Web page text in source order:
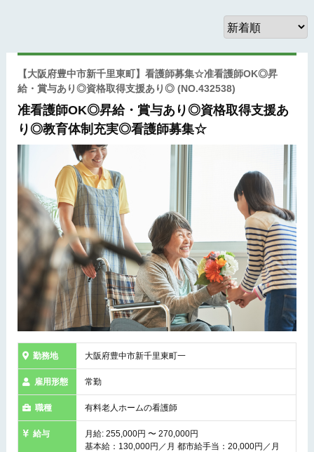
【大阪府豊中市新千里東町】看護師募集☆准看護師OK◎昇
給・賞与あり◎資格取得支援あり◎ (NO.432538)
准看護師OK◎昇給・賞与あり◎資格取得支援あ
り◎教育体制充実◎看護師募集☆
勤務地 大阪府豊中市新千里東町一
雇用形態 常勤
職種 有料老人ホームの看護師
給与
月給: 255,000円 〜 270,000円
基本給：130,000円／月 都市給手当：20,000円／月